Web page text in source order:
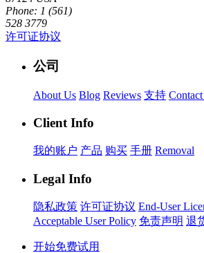
Phone: 1 (561)
528 3779
许可证协议
公司
About Us Blog Reviews 支持
Client Info
我的账户 产品 购买 手册 Removal
Legal Info
隐私政策 许可证协议 End-User
Acceptable User Policy 免责声明 退
开始免费试用